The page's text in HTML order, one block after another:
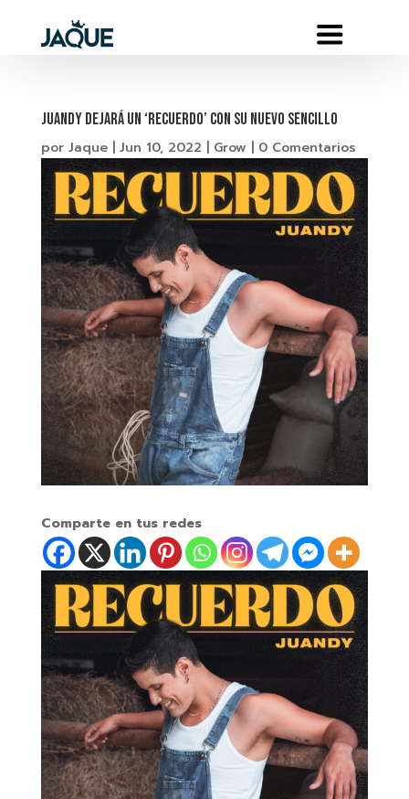
JUANDY DEJARÁ UN ‘RECUERDO’ CON SU NUEVO SENCILLO
por Jaque| Jun 10, 2022 Grow 0 Comentarios
Comparte en tus redes